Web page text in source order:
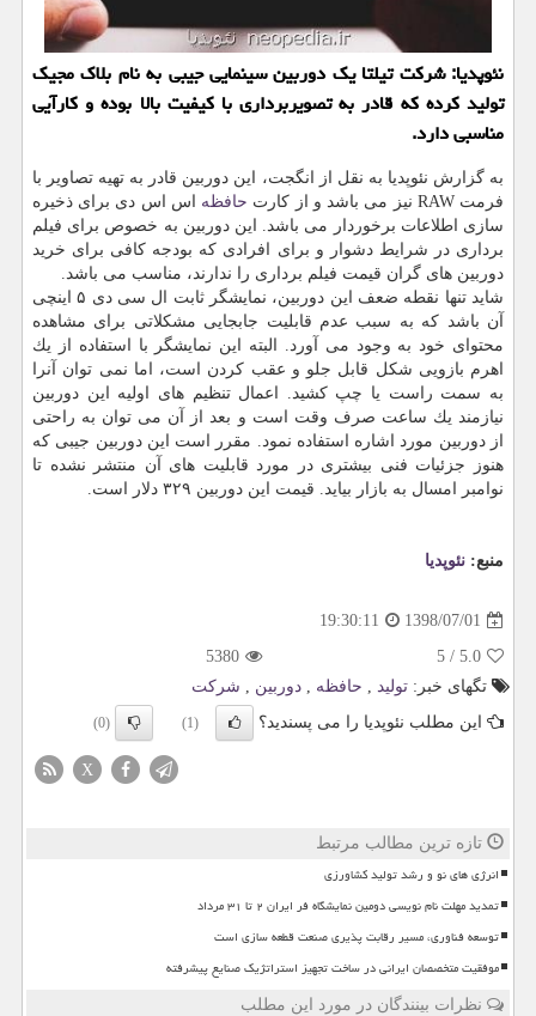
نئوپدیا: شركت تیلتا یك دوربین سینمایی جیبی به نام بلاك مجیك
تولید كرده كه قادر به تصویربرداری با كیفیت بالا بوده و كارآیی
مناسبی دارد.
به گزارش نئوپدیا به نقل از انگجت، این دوربین قادر به تهیه تصاویر با
فرمت RAW نیز می باشد و از كارت
حافظه اس اس دی برای ذخیره
سازی اطلاعات برخوردار می باشد. این دوربین به خصوص برای فیلم
برداری در شرایط دشوار و برای افرادی كه بودجه كافی برای خرید
دوربین های گران قیمت فیلم برداری را ندارند، مناسب می باشد.
شاید تنها نقطه ضعف این دوربین، نمایشگر ثابت ال سی دی ۵ اینچی
آن باشد كه به سبب عدم قابلیت جابجایی مشكلاتی برای مشاهده
محتوای خود به وجود می آورد. البته این نمایشگر با استفاده از یك
اهرم بازویی شكل قابل جلو و عقب كردن است، اما نمی توان آنرا
به سمت راست یا چپ كشید. اعمال تنظیم های اولیه این دوربین
نیازمند یك ساعت صرف وقت است و بعد از آن می توان به راحتی
از دوربین مورد اشاره استفاده نمود. مقرر است این دوربین جیبی كه
هنوز جزئیات فنی بیشتری در مورد قابلیت های آن منتشر نشده تا
نوامبر امسال به بازار بیاید. قیمت این دوربین ۳۲۹ دلار است.
منبع: نئوپدیا
1398/07/01
19:30:11
5.0
/
5
5380
تگهای خبر: تولید , حافظه , دوربین , شركت
این مطلب نئوپدیا را می پسندید؟
(1)
(0)
X
تازه ترین مطالب مرتبط
انرژی های نو و رشد تولید کشاورزی
تمدید مهلت نام نویسی دومین نمایشگاه فر ایران ۲ تا ۳۱ مرداد
توسعه فناوری، مسیر رقابت پذیری صنعت قطعه سازی است
موفقیت متخصصان ایرانی در ساخت تجهیز استراتژیک صنایع پیشرفته
نظرات بینندگان در مورد این مطلب